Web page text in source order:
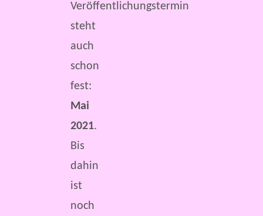
Veröffentlichungstermin
steht
auch
schon
fest:
Mai
2021.
Bis
dahin
ist
noch